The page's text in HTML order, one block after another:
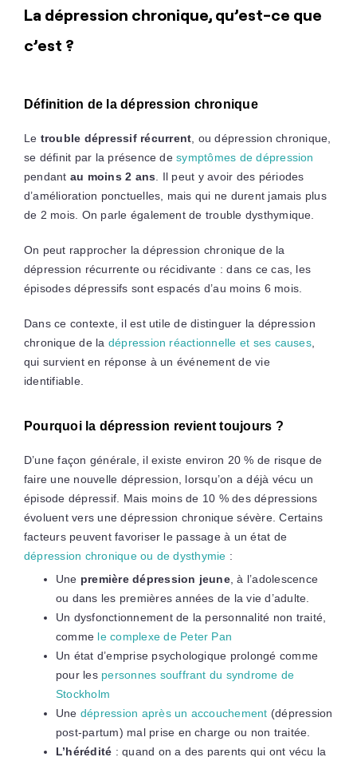
La dépression chronique, qu’est-ce que
c’est ?
Définition de la dépression chronique
Le trouble dépressif récurrent , ou dépression chronique,
se définit par la présence desymptômes de dépression
pendant au moins 2 ans . Il peut y avoir des périodes
d’amélioration ponctuelles, mais qui ne durent jamais plus
de 2 mois. On parle également de trouble dysthymique.
On peut rapprocher la dépression chronique de la
dépression récurrente ou récidivante : dans ce cas, les
épisodes dépressifs sont espacés d’au moins 6 mois.
Dans ce contexte, il est utile de distinguer la dépression
chronique de la dépression réactionnelle et ses causes,
qui survient en réponse à un événement de vie
identifiable.
Pourquoi la dépression revient toujours ?
D’une façon générale, il existe environ 20 % de risque de
faire une nouvelle dépression, lorsqu’on a déjà vécu un
épisode dépressif. Mais moins de 10 % des dépressions
évoluent vers une dépression chronique sévère. Certains
facteurs peuvent favoriser le passage à un état de
dépression chronique ou de dysthymie :
Une première dépression jeune, à l’adolescence
ou dans les premières années de la vie d’adulte.
Un dysfonctionnement de la personnalité non traité,
comme le complexe de Peter Pan
Un état d’emprise psychologique prolongé comme
pour les personnes souffrant du syndrome de
Stockholm
Une dépression après un accouchement (dépression
post-partum) mal prise en charge ou non traitée.
L’hérédité : quand on a des parents qui ont vécu la